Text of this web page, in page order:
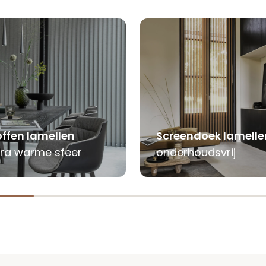
lamellen
warme sfeer
Screendoek
onderhoudsvrij